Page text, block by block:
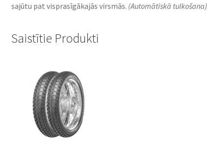
sajūtu pat visprasīgākajās virsmās. (Automātiskā tulkošana)
Saistītie Produkti